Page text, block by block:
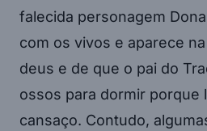
falecida personagem
com os vivos e aparece
deus e de que o pai do
ossos para dormir porque
cansaço. Contudo,